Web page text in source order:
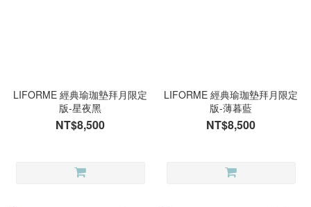
LIFORME 經典瑜珈墊拜月限定
版-星夜黑
NT$8,500
LIFORME 經典瑜珈墊拜月限定
版-薄暮藍
NT$8,500